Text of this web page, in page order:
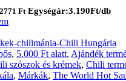
2771 Ft Egységár:3.190Ft/db
, 5.000 Ft alatt, Ajándék
szószok és krémek, Chili
, Márkák, The World Hot